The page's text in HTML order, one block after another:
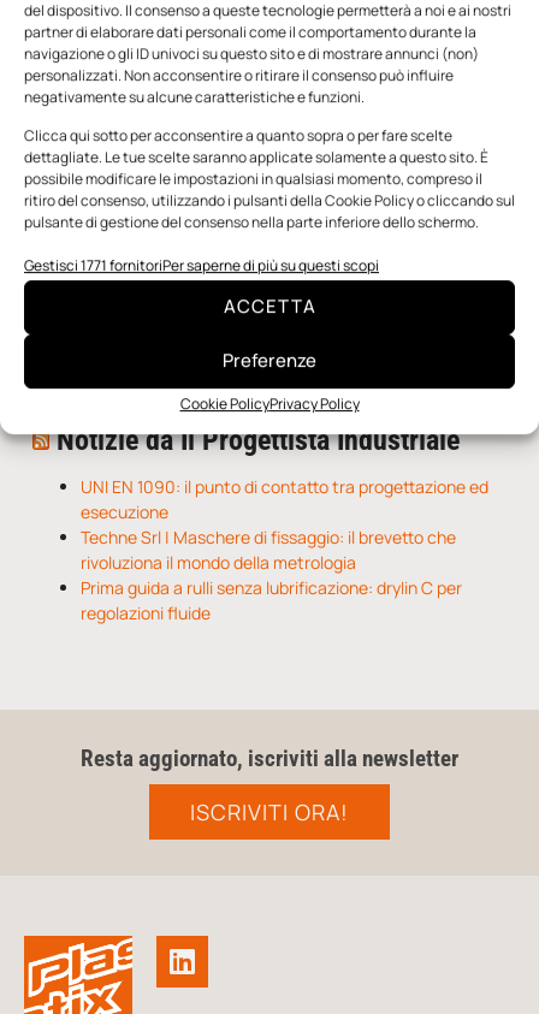
del dispositivo. Il consenso a queste tecnologie permetterà a noi e ai nostri
partner di elaborare dati personali come il comportamento durante la
navigazione o gli ID univoci su questo sito e di mostrare annunci (non)
personalizzati. Non acconsentire o ritirare il consenso può influire
negativamente su alcune caratteristiche e funzioni.
Clicca qui sotto per acconsentire a quanto sopra o per fare scelte
dettagliate. Le tue scelte saranno applicate solamente a questo sito. È
possibile modificare le impostazioni in qualsiasi momento, compreso il
ritiro del consenso, utilizzando i pulsanti della Cookie Policy o cliccando sul
pulsante di gestione del consenso nella parte inferiore dello schermo.
Gestisci 1771 fornitoriPer saperne di più su questi scopi
ACCETTA
Preferenze
Cookie PolicyPrivacy Policy
n.5 - Giugno 2026 n.4 - Maggio 2026
Edicola Web
Notizie da Meccanicanews
I nanonastri di grafene come potenziali sensori per i
Una nuova mano robotica passa da una pinza all’altra
O-Ring, tecnica e applicazioni
Notizie da Il Progettista Industriale
UNI EN 1090: il punto di contatto tra progettazione ed
esecuzione
Techne Srl | Maschere di fissaggio: il brevetto che
rivoluziona il mondo della metrologia
Prima guida a rulli senza lubrificazione: drylin C per
regolazioni fluide
Resta aggiornato, iscriviti alla newsletter
ISCRIVITI ORA!